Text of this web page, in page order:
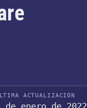
ACTUALIZACIÓN
de enero de 2022